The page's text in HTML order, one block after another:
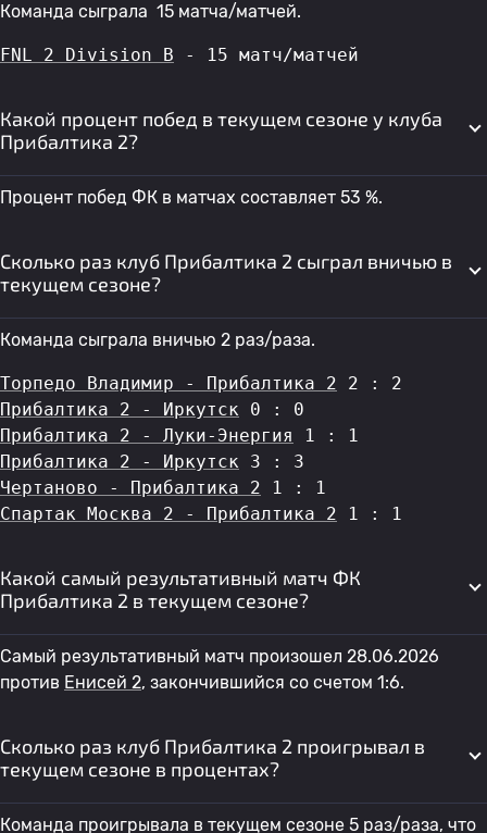
Команда сыграла 15 матча/матчей.
FNL 2 Division B - 15 матч/матчей
Какой процент побед в текущем сезоне у клуба
Прибалтика 2?
Процент побед ФК в матчах составляет 53 %.
Сколько раз клуб Прибалтика 2 сыграл вничью в
текущем сезоне?
Команда сыграла вничью 2 раз/раза.
Торпедо Владимир - Прибалтика 2 2 : 2
Прибалтика 2 - Иркутск 0 : 0
Прибалтика 2 - Луки-Энергия
1 : 1
Прибалтика 2 - Иркутск 3 : 3
Чертаново - Прибалтика 2 1 : 1
Спартак Москва 2 - Прибалтика 2 1 : 1
Какой самый результативный матч ФК
Прибалтика 2 в текущем сезоне?
Самый результативный матч произошел 28.06.2026
против Енисей 2, закончившийся со счетом 1:6.
Сколько раз клуб Прибалтика 2 проигрывал в
текущем сезоне в процентах?
Команда проигрывала в текущем сезоне 5 раз/раза, что